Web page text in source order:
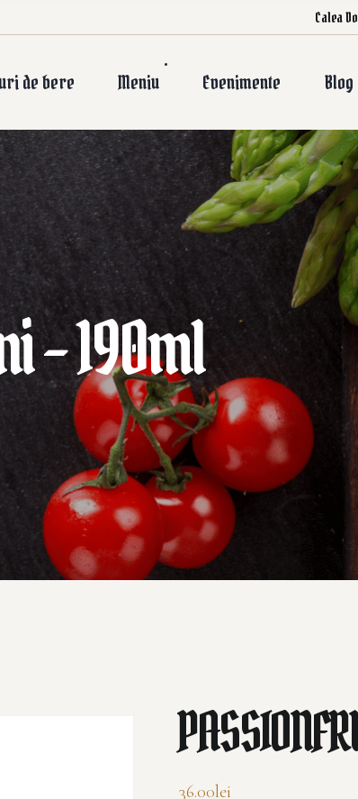
Calea
de bere Meniu Evenimente Blog
– 190ml
36.00lei